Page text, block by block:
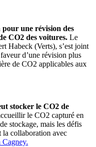
pour une révision des
CO2 des voitures. Le
Habeck (Verts), s’est joint
d’une révision plus
de CO2 applicables aux
stocker le CO2 de
le CO2 capturé en
stockage, mais les défis
la collaboration avec
Cagney.